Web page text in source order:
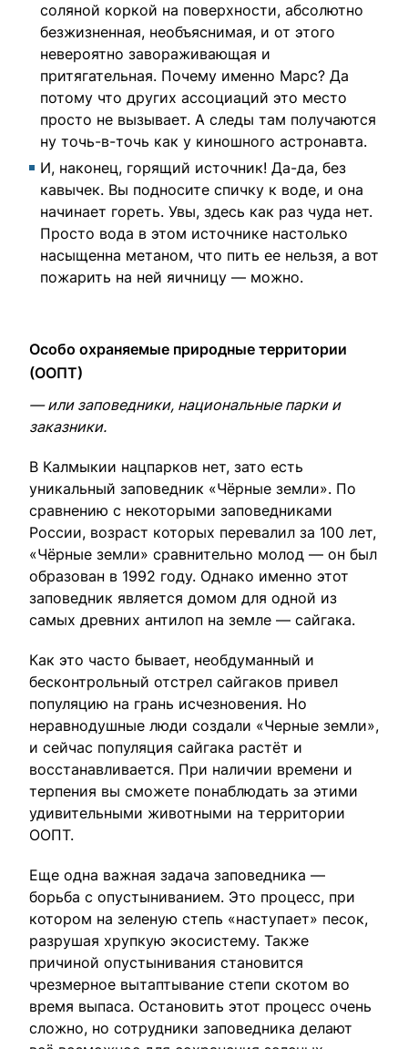
соляной коркой на поверхности, абсолютно
безжизненная, необъяснимая, и от этого
невероятно завораживающая и
притягательная. Почему именно Марс? Да
потому что других ассоциаций это место
просто не вызывает. А следы там получаются
ну точь-в-точь как у киношного астронавта.
И, наконец, горящий источник! Да-да, без
кавычек. Вы подносите спичку к воде, и она
начинает гореть. Увы, здесь как раз чуда нет.
Просто вода в этом источнике настолько
насыщенна метаном, что пить ее нельзя, а вот
пожарить на ней яичницу — можно.
Особо охраняемые природные территории
(ООПТ)
— или заповедники, национальные парки и
заказники.
В Калмыкии нацпарков нет, зато есть
уникальный заповедник «Чёрные земли». По
сравнению с некоторыми заповедниками
России, возраст которых перевалил за 100 лет,
«Чёрные земли» сравнительно молод — он был
образован в 1992 году. Однако именно этот
заповедник является домом для одной из
самых древних антилоп на земле — сайгака.
Как это часто бывает, необдуманный и
бесконтрольный отстрел сайгаков привел
популяцию на грань исчезновения. Но
неравнодушные люди создали «Черные земли»,
и сейчас популяция сайгака растёт и
восстанавливается. При наличии времени и
терпения вы сможете понаблюдать за этими
удивительными животными на территории
ООПТ.
Еще одна важная задача заповедника —
борьба с опустыниванием. Это процесс, при
котором на зеленую степь «наступает» песок,
разрушая хрупкую экосистему. Также
причиной опустынивания становится
чрезмерное вытаптывание степи скотом во
время выпаса. Остановить этот процесс очень
сложно, но сотрудники заповедника делают